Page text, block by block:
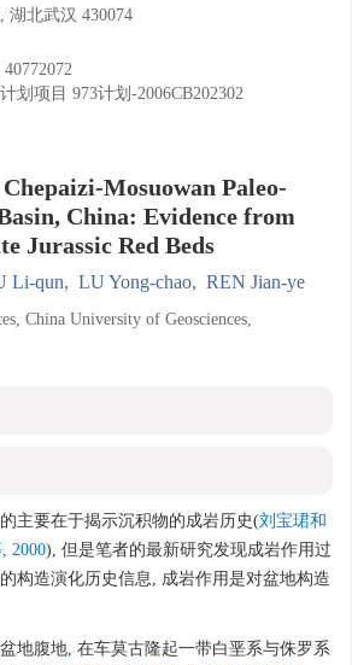
湖北武汉 430074
40772072
划项目 973计划-2006CB202302
Mosuowan Paleo-
China: Evidence from
Jurassic Red Beds
Li-qun, LU Yong-chao, REN Jian-ye
China University of Geosciences,
主要在于揭示沉积物的成岩历史(刘宝珺和
2000), 但是笔者的最新研究发现成岩作用过
构造演化历史信息, 成岩作用是对盆地构造
地腹地, 在车莫古隆起一带白垩系与侏罗系